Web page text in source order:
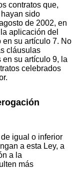
contratos que,
sido
de 2002, en
aplicación del
en su artículo 7. No
cláusulas
su artículo 9, la
celebrados
igual o inferior
a esta Ley, a
a la
más